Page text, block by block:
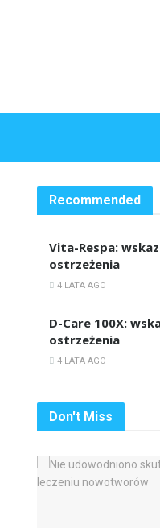
Recommended
Vita-Respa:
ostrzeżenia
4 LATA AGO
D-Care 100X:
ostrzeżenia
4 LATA AGO
Don't Miss